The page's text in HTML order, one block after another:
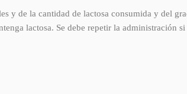
y de la cantidad de lactosa consumida y del
lactosa. Se debe repetir la administración